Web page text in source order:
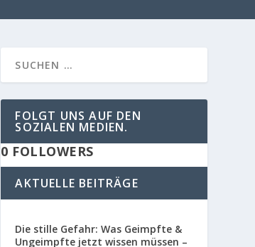
FOLGT UNS AUF DEN
SOZIALEN MEDIEN.
0 FOLLOWERS
AKTUELLE BEITRÄGE
Die stille Gefahr: Was Geimpfte &
Ungeimpfte jetzt wissen müssen –